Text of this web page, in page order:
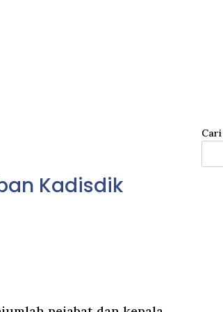
Kadisdik
Cari